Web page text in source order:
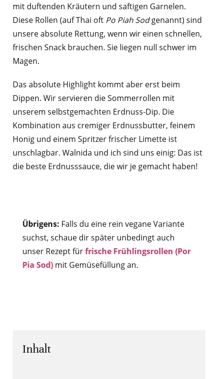
mit duftenden Kräutern und saftigen Garnelen.
Diese Rollen (auf Thai oft Po Piah Sodgenannt) sind
unsere absolute Rettung, wenn wir einen schnellen,
frischen Snack brauchen. Sie liegen null schwer im
Magen.
Das absolute Highlight kommt aber erst beim
Dippen. Wir servieren die Sommerrollen mit
unserem selbstgemachten Erdnuss-Dip. Die
Kombination aus cremiger Erdnussbutter, feinem
Honig und einem Spritzer frischer Limette ist
unschlagbar. Walnida und ich sind uns einig: Das ist
die beste Erdnusssauce, die wir je gemacht haben!
Übrigens: Falls du eine rein vegane Variante
suchst, schaue dir später unbedingt auch
unser Rezept fürfrische Frühlingsrollen (Por
Pia Sod)mit Gemüsefüllung an.
Inhalt